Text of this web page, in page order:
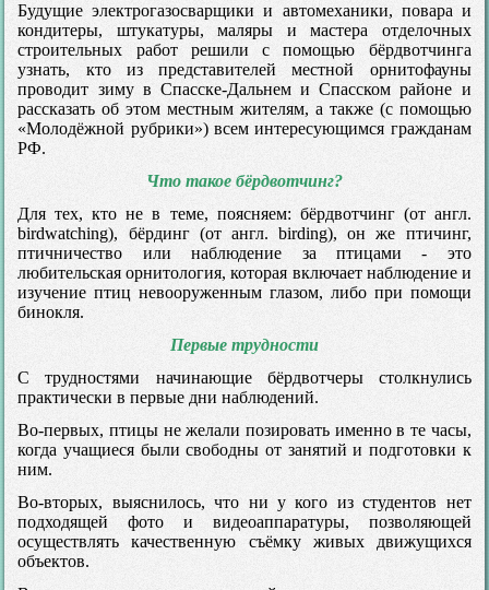
Будущие электрогазосварщики и автомеханики, повара и
кондитеры, штукатуры, маляры и мастера отделочных
строительных работ решили с помощью бёрдвотчинга
узнать, кто из представителей местной орнитофауны
проводит зиму в Спасске-Дальнем и Спасском районе и
рассказать об этом местным жителям, а также (с помощью
«Молодёжной рубрики») всем интересующимся гражданам
РФ.
Что такое бёрдвотчинг?
Для тех, кто не в теме, поясняем: бёрдвотчинг (от англ.
birdwatching), бёрдинг (от англ. birding), он же птичинг,
птичничество или наблюдение за птицами - это
любительская орнитология, которая включает наблюдение и
изучение птиц невооруженным глазом, либо при помощи
бинокля.
Первые трудности
С трудностями начинающие бёрдвотчеры столкнулись
практически в первые дни наблюдений.
Во-первых, птицы не желали позировать именно в те часы,
когда учащиеся были свободны от занятий и подготовки к
ним.
Во-вторых, выяснилось, что ни у кого из студентов нет
подходящей фото и видеоаппаратуры, позволяющей
осуществлять качественную съёмку живых движущихся
объектов.